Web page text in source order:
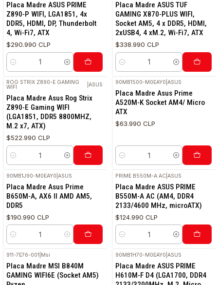
Placa Madre ASUS PRIME
Z890-P WIFI, LGA1851, 4x
DDR5, HDMI, DP, Thunderbolt
4, Wi-Fi7, ATX
$290.990 CLP
Cantidad
Placa Madre ASUS TUF
GAMING X870-PLUS WIFI,
Socket AM5, 4 x DDR5, HDMI,
2xUSB4, 4 xM.2, Wi-Fi7, ATX
$338.990 CLP
Cantidad
ROG STRIX Z890-E GAMING
WIFI ASUS
Placa Madre Asus Rog Strix
Z890-E Gaming WIFI
(LGA1851, DDR5 8800MHZ,
M.2 x7, ATX)
$522.990 CLP
Cantidad
90MB1500-M0EAY0 |ASUS
Placa Madre Asus Prime
A520M-K Socket AM4/ Micro
ATX
$63.990 CLP
Cantidad
90MB1J90-M0EAY0 |ASUS
Placa Madre Asus Prime
B650M-A, AX6 II AMD AM5,
DDR5
$190.990 CLP
Cantidad
PRIME B550M-A AC |ASUS
Placa Madre ASUS PRIME
B550M-A AC (AM4, DDR4
2133/4600 MHz, microATX)
$124.990 CLP
Cantidad
911-7E76-001 Msi
Placa Madre MSI B840M
GAMING WIFI6E (Socket AM5)
90MB1H70-M0EAY0 |ASUS
Placa Madre ASUS PRIME
H610M-F D4 (LGA1700, DDR4